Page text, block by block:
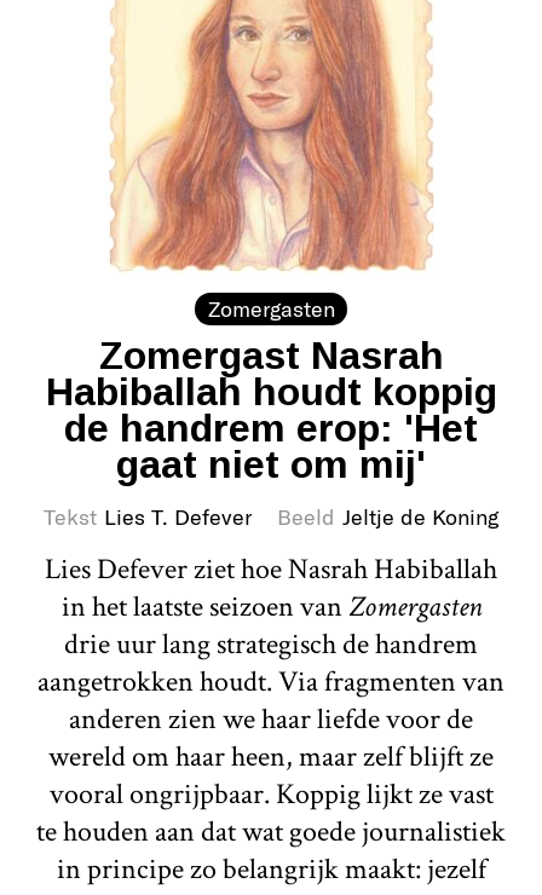
Zomergasten
Zomergast Nasrah
Habiballah houdt koppig
de handrem erop: 'Het
gaat niet om mij'
Tekst Lies T. Defever Beeld Jeltje de Koning
Lies Defever ziet hoe Nasrah Habiballah
in het laatste seizoen vanZomergasten
drie uur lang strategisch de handrem
aangetrokken houdt. Via fragmenten van
anderen zien we haar liefde voor de
wereld om haar heen, maar zelf blijft ze
vooral ongrijpbaar. Koppig lijkt ze vast
te houden aan dat wat goede journalistiek
in principe zo belangrijk maakt: jezelf